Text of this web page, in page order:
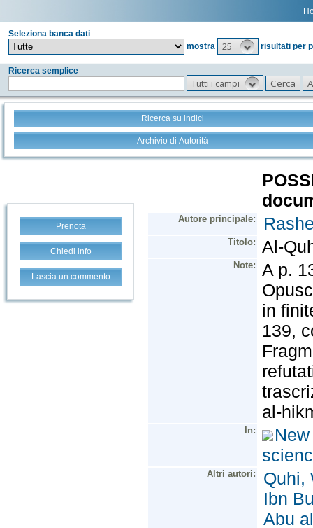
Seleziona banca dati
mostra
25 risultati per
Ricerca semplice
Tutti i campi
Ricerca su indici
Archivio di Autorità
Prenota
Chiedi info
Lascia un commento